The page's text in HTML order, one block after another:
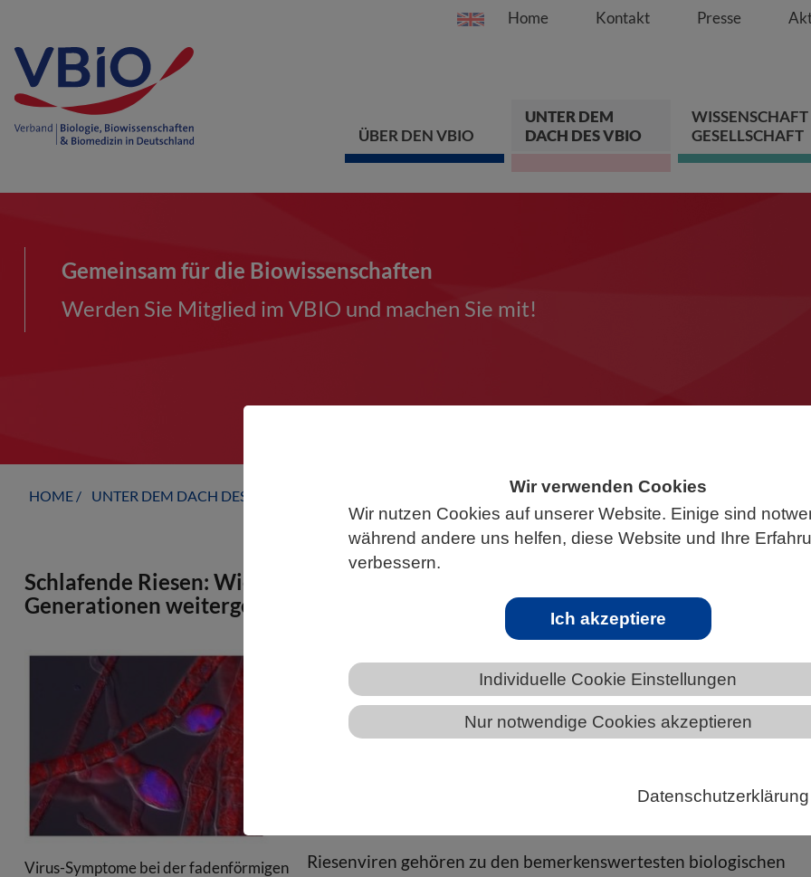
Wir verwenden Cookies
Wir nutzen Cookies auf unserer Website. Einige sind
während andere uns helfen, diese Website und Ihre
verbessern.
Ich akzeptiere
Individuelle Cookie Einstellungen
Nur notwendige Cookies akzeptieren
Datenschutzerklärung
Springe direkt zu:
Zum Hauptinhalt
Zur Hauptnavigation
Zur Footer-
Home Kontakt Presse
ÜBER DEN VBIO
UNTER DEM
DACH DES VBIO
WISSENSCHAFT
GESELLSCHAFT
Gemeinsam für die Biowissenschaften
Werden Sie Mitglied im VBIO und machen Sie mit!
HOME UNTER DEM DACH DES VBIO SACHSEN NEWS AUS SACHSEN
Schlafende Riesen: Wie verborgene Viren in Algen erwachen und an künftige
Generationen weitergegeben werden
Virus-Symptome bei der fadenförmigen
Riesenviren von denen lange angenommen wurde, sie existierten
nur als flüchtige, frei lebende Partikel können sich dauerhaft im
Genom eines mehrzelligen Wirts einbetten, über Generationen
hinweg ruhen und dann auf Kommando wieder aktiv werden.
Funktionsweise von Riesenviren infrage und etabliert ein neues
Riesenviren gehören zu den bemerkenswertesten biologischen